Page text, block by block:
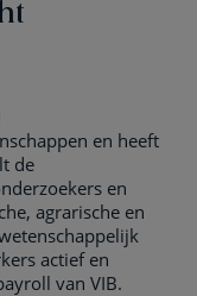
en heeft
de
en
agrarische en
actief en
van VIB.